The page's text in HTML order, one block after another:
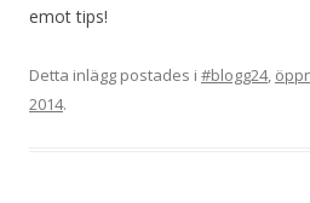
emot tips!
Detta inlägg postades i #blogg24,
2014.